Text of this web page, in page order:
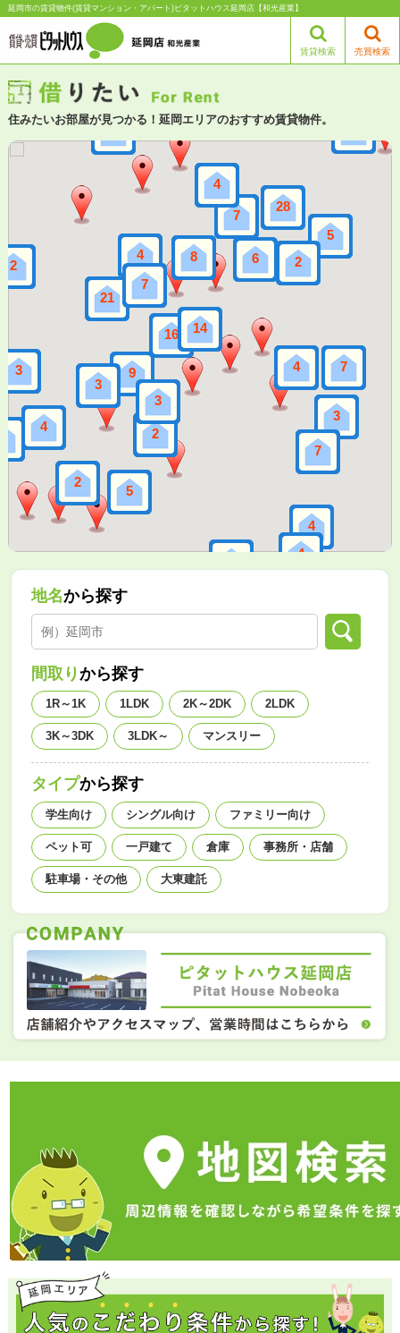
延岡市の賃貸物件(賃貸マンション・アパート)ピタットハウス延岡店【和光産業】
賃貸検索 売買検索
住みたいお部屋が見つかる！延岡エリアのおすすめ賃貸物件。
7
5
16 14
8
7
4
21
9
4
4 6
4
3
2
3
4
4
28
5
2
7
7
2
3
2
3
7
5
16 14
8
7
4
21
9
4
4 6
4
3
2
3
4
4
28
5
2
7
7
2
3
2
3
地名から探す
間取りから探す
1R～1K 1LDK 2K～2DK 2LDK
3K～3DK 3LDK～ マンスリー
タイプから探す
学生向け シングル向け ファミリー向け
ペット可 一戸建て 倉庫 事務所・店舗
駐車場・その他 大東建託